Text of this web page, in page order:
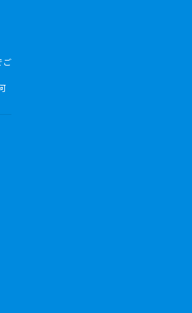
ご